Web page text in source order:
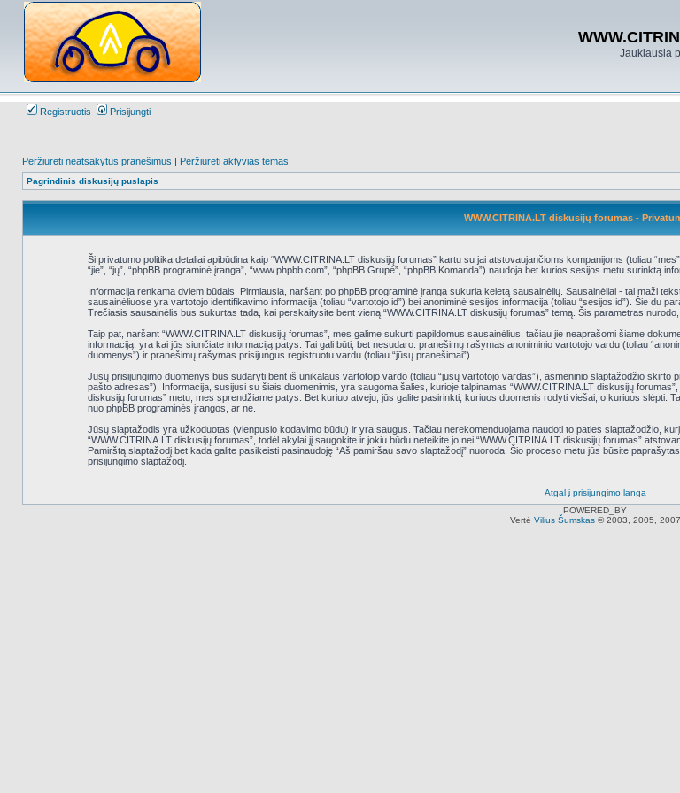
Jaukiausia
Registruotis Prisijungti
Peržiūrėti neatsakytus pranešimus | Peržiūrėti aktyvias temas
Pagrindinis diskusijų puslapis
WWW.CITRINA.LT diskusijų forumas -
Ši privatumo politika detaliai apibūdina kaip “WWW.CITRINA.LT diskusijų forumas” kartu su jai atstovaujančioms kompanijoms (toliau
“jie”, “jų”, “phpBB programinė įranga”, “www.phpbb.com”, “phpBB Grupė”, “phpBB Komanda”) naudoja bet kurios sesijos metu surinktą
Informacija renkama dviem būdais. Pirmiausia, naršant po phpBB programinė įranga sukuria keletą sausainėlių. Sausainėliai - tai maži
sausainėliuose yra vartotojo identifikavimo informacija (toliau “vartotojo id”) bei anoniminė sesijos informacija (toliau “sesijos id”). Šie du
Trečiasis sausainėlis bus sukurtas tada, kai perskaitysite bent vieną “WWW.CITRINA.LT diskusijų forumas” temą. Šis parametras
Taip pat, naršant “WWW.CITRINA.LT diskusijų forumas”, mes galime sukurti papildomus sausainėlius, tačiau jie neaprašomi šiame
informaciją, yra kai jūs siunčiate informaciją patys. Tai gali būti, bet nesudaro: pranešimų rašymas anoniminio vartotojo vardu (toliau
duomenys”) ir pranešimų rašymas prisijungus registruotu vardu (toliau “jūsų pranešimai”).
Jūsų prisijungimo duomenys bus sudaryti bent iš unikalaus vartotojo vardo (toliau “jūsų vartotojo vardas”), asmeninio slaptažodžio skirto
pašto adresas”). Informacija, susijusi su šiais duomenimis, yra saugoma šalies, kurioje talpinamas “WWW.CITRINA.LT diskusijų
diskusijų forumas” metu, mes sprendžiame patys. Bet kuriuo atveju, jūs galite pasirinkti, kuriuos duomenis rodyti viešai, o kuriuos slėpti.
nuo phpBB programinės įrangos, ar ne.
Jūsų slaptažodis yra užkoduotas (vienpusio kodavimo būdu) ir yra saugus. Tačiau nerekomenduojama naudoti to paties slaptažodžio,
“WWW.CITRINA.LT diskusijų forumas”, todėl akylai jį saugokite ir jokiu būdu neteikite jo nei “WWW.CITRINA.LT diskusijų forumas”
Pamirštą slaptažodį bet kada galite pasikeisti pasinaudoję “Aš pamiršau savo slaptažodį” nuoroda. Šio proceso metu jūs būsite
prisijungimo slaptažodį.
Atgal į prisijungimo langą
POWERED_BY
Vertė Vilius Šumskas© 2003, 2005, 2007